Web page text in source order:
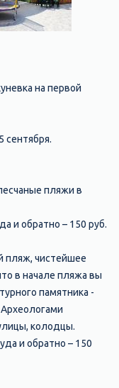
на первой
сентября.
пляжи в
и обратно – 150 руб.
пляж, чистейшее
в начале пляжа вы
памятника -
колодцы.
и обратно – 150